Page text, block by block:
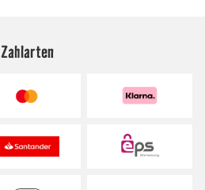
Zahlarten